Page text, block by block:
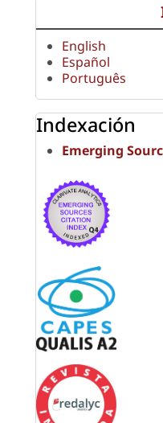
English
Español
Português
Indexación
Emerging